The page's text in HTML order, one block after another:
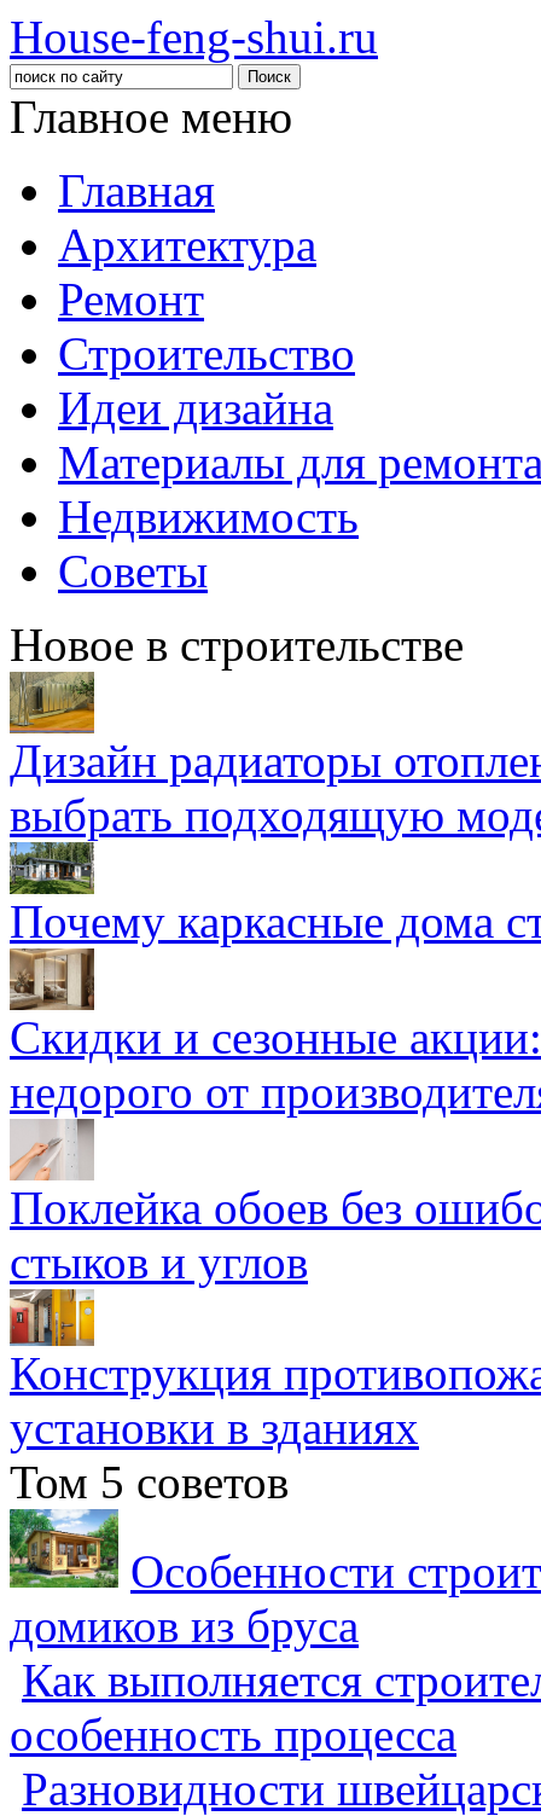
House-feng-shui.ru
Главное меню
Главная
Архитектура
Ремонт
Строительство
Идеи дизайна
Материалы для
Недвижимость
Советы
Новое в строительстве
Дизайн радиаторы
выбрать подходящую
Почему каркасные дома
Скидки и сезонные
недорого от
Поклейка обоев без
стыков и углов
Конструкция
установки в зданиях
Том 5 советов
Особенности
домиков из бруса
Как выполняется
особенность процесса
Разновидности